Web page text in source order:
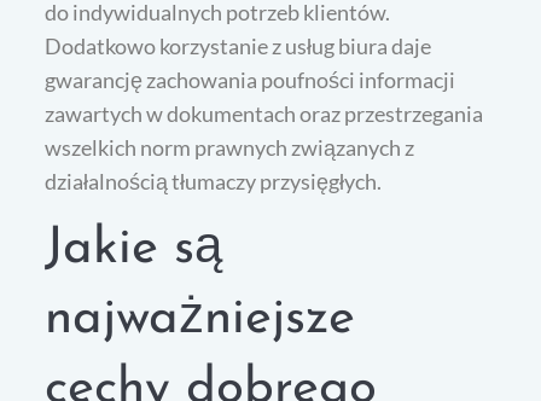
do indywidualnych potrzeb klientów.
Dodatkowo korzystanie z usług biura daje
gwarancję zachowania poufności informacji
zawartych w dokumentach oraz przestrzegania
wszelkich norm prawnych związanych z
działalnością tłumaczy przysięgłych.
Jakie są
najważniejsze
cechy dobrego